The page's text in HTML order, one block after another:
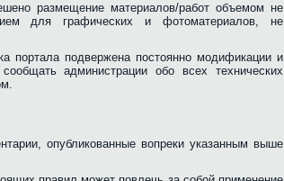
размещение материалов/работ объемом не
для графических и фотоматериалов, не
портала подвержена постоянно модификации и
администрации обо всех технических
опубликованные вопреки указанным выше